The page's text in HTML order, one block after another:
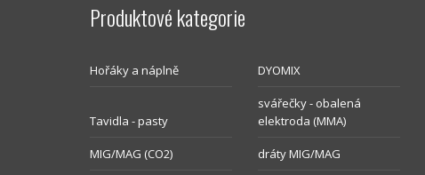
Produktové kategorie
Hořáky a náplně DYOMIX
Tavidla - pasty
svářečky - obalená
elektroda (MMA)
MIG/MAG (CO2) dráty MIG/MAG